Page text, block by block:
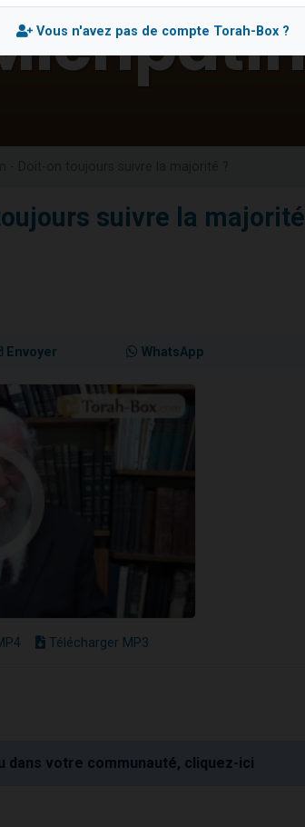
étudier en groupe sur Zoom
suivre la majorité
Envoyer WhatsApp
Télécharger MP3
dans votre communauté, cliquez-ici
Vous n'avez pas de compte Torah-Box ?